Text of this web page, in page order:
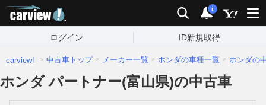
検索 通知
i
ログイン ID新規取得
carview! 中古車トップ メーカー一覧 ホンダの車種一覧 ホンダの
ホンダ パートナー(富山県)の中古車